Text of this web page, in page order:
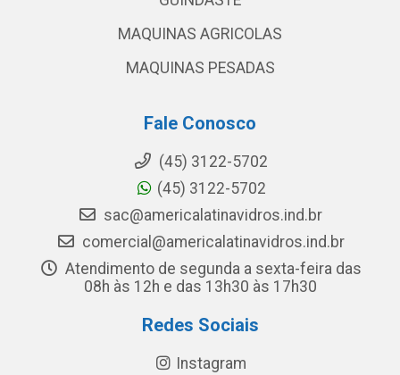
MAQUINAS AGRICOLAS
MAQUINAS PESADAS
Fale Conosco
(45) 3122-5702
(45) 3122-5702
sac@americalatinavidros.ind.br
comercial@americalatinavidros.ind.br
Atendimento de segunda a sexta-feira das
08h às 12h e das 13h30 às 17h30
Redes Sociais
Instagram